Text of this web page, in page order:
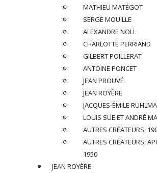
MATHIEU MATÉGOT
SERGE MOUILLE
ALEXANDRE NOLL
CHARLOTTE PERRIAND
GILBERT POILLERAT
ANTOINE PONCET
JEAN PROUVÉ
JEAN ROYÈRE
JACQUES-ÉMILE
LOUIS SÜE ET ANDRÉ
AUTRES CRÉATEURS,
AUTRES CRÉATEURS,
1950
JEAN ROYÈRE